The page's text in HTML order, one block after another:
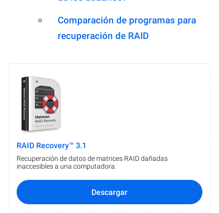
Comparación de programas para
recuperación de RAID
RAID Recovery™ 3.1
Recuperación de datos de matrices RAID dañadas
inaccesibles a una computadora.
Descargar